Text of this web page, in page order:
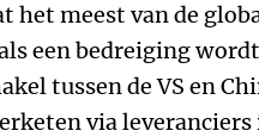
het meest van de
een bedreiging
tussen de VS en
via